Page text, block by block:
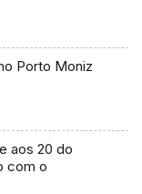
Porto Moniz
aos 20 do
com o